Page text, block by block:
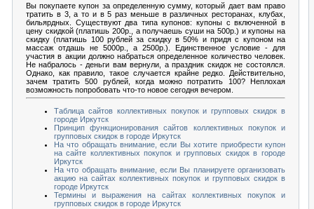
Вы покупаете купон за определенную сумму, который дает вам право
тратить в 3, а то и в 5 раз меньше в различных ресторанах, клубах,
бильярдных. Существуют два типа купонов: купоны с включенной в
цену скидкой (платишь 200р., а получаешь суши на 500р.) и купоны на
скидку (платишь 100 рублей за скидку в 50% и придя с купоном на
массаж отдашь не 5000р., а 2500р.). Единственное условие - для
участия в акции должно набраться определенное количество человек.
Не набралось - деньги вам вернули, а праздник скидок не состоялся.
Однако, как правило, такое случается крайне редко. Действительно,
зачем тратить 500 рублей, когда можно потратить 100? Неплохая
возможность попробовать что-то новое сегодня вечером.
Таблица сайтов коллективных покупок и групповых скидок в
городе Иркутск
Принцип функционирования сайтов коллективных покупок и
групповых скидок в городе Иркутск
На что обращать внимание, если Вы хотите приобрести купон
на сайте коллективных покупок и групповых скидок в городе
Иркутск
На что обращать внимание, если Вы планируете организовать
акцию на сайтах коллективных покупок и групповых скидок в
городе Иркутск
Термины и выражения на сайтах коллективных покупок и
групповых скидок в городе Иркутск